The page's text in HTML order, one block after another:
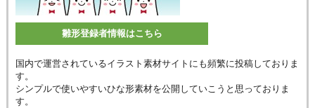
雛形登録者情報はこちら
国内で運営されているイラスト素材サイトにも頻繁に投稿しておりま
す。
シンプルで使いやすいひな形素材を公開していこうと思っておりま
す。